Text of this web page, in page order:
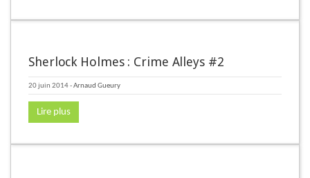
Sherlock Holmes : Crime Alleys #2
20 juin 2014-Arnaud Gueury
Lire plus